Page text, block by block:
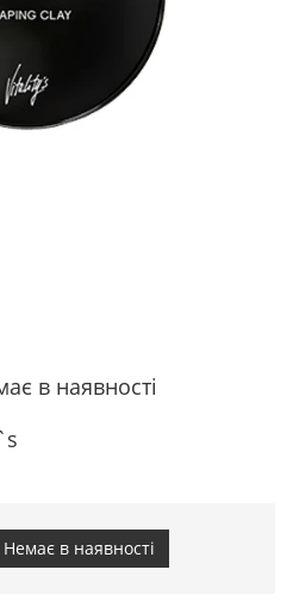
в наявності
Немає в наявності